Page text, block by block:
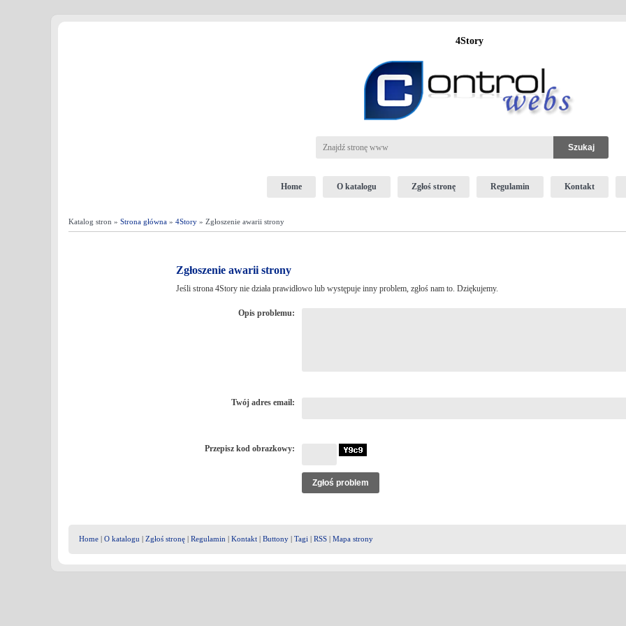
4Story
Home O katalogu Zgłoś stronę Regulamin Kontakt
Katalog stron » Strona główna » 4Story » Zgłoszenie awarii strony
Zgłoszenie awarii strony
Jeśli strona 4Story nie działa prawidłowo lub występuje inny problem, zgłoś nam to. Dziękujemy.
Opis problemu:
Twój adres email:
Przepisz kod obrazkowy:
Home O katalogu Zgłoś stronę Regulamin Kontakt Buttony Tagi RSS Mapa strony